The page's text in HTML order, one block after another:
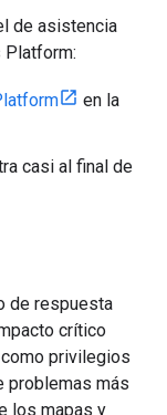
de asistencia
Platform:
en la
casi al final de
de respuesta
crítico
privilegios
problemas más
los mapas y